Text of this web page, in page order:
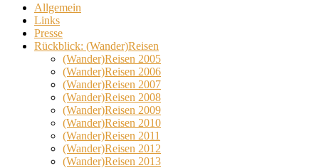
Allgemein
Links
Presse
Rückblick: (Wander)Reisen
(Wander)Reisen 2005
(Wander)Reisen 2006
(Wander)Reisen 2007
(Wander)Reisen 2008
(Wander)Reisen 2009
(Wander)Reisen 2010
(Wander)Reisen 2011
(Wander)Reisen 2012
(Wander)Reisen 2013